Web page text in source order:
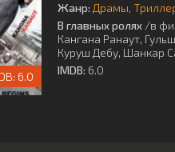
6.0
Жанр: Драмы
В главных ролях /в
Кангана Ранаут,
Куруш Дебу, Шанкар
IMDB: 6.0